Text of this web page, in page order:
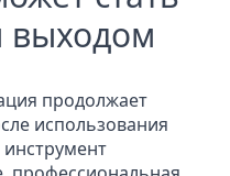
выходом
продолжает
использования